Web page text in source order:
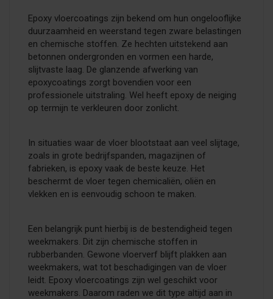
Epoxy vloercoatings zijn bekend om hun ongelooflijke
duurzaamheid en weerstand tegen zware belastingen
en chemische stoffen. Ze hechten uitstekend aan
betonnen ondergronden en vormen een harde,
slijtvaste laag. De glanzende afwerking van
epoxycoatings zorgt bovendien voor een
professionele uitstraling. Wel heeft epoxy de neiging
op termijn te verkleuren door zonlicht.
In situaties waar de vloer blootstaat aan veel slijtage,
zoals in grote bedrijfspanden, magazijnen of
fabrieken, is epoxy vaak de beste keuze. Het
beschermt de vloer tegen chemicaliën, oliën en
vlekken en is eenvoudig schoon te maken.
Een belangrijk punt hierbij is de bestendigheid tegen
weekmakers. Dit zijn chemische stoffen in
rubberbanden. Gewone vloerverf blijft plakken aan
weekmakers, wat tot beschadigingen van de vloer
leidt. Epoxy vloercoatings zijn wel geschikt voor
weekmakers. Daarom raden we dit type altijd aan in